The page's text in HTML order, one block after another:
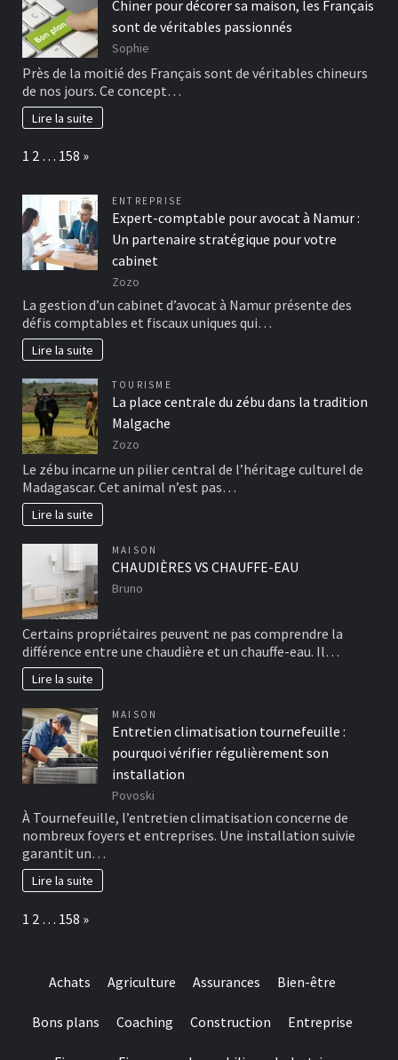
Chiner pour décorer sa maison, les Français
sont de véritables passionnés
Sophie
Près de la moitié des Français sont de véritables chineurs
de nos jours. Ce concept…
Lire la suite
Page:
1 2 … 158 Next
»
ENTREPRISE
Expert-comptable pour avocat à Namur :
Un partenaire stratégique pour votre
cabinet
Zozo
La gestion d’un cabinet d’avocat à Namur présente des
défis comptables et fiscaux uniques qui…
Lire la suite
TOURISME
La place centrale du zébu dans la tradition
Malgache
Zozo
Le zébu incarne un pilier central de l’héritage culturel de
Madagascar. Cet animal n’est pas…
Lire la suite
MAISON
CHAUDIÈRES VS CHAUFFE-EAU
Bruno
Certains propriétaires peuvent ne pas comprendre la
différence entre une chaudière et un chauffe-eau. Il…
Lire la suite
MAISON
Entretien climatisation tournefeuille :
pourquoi vérifier régulièrement son
installation
Povoski
À Tournefeuille, l’entretien climatisation concerne de
nombreux foyers et entreprises. Une installation suivie
garantit un…
Lire la suite
Page:
1 2 … 158 Next
»
Achats Agriculture Assurances Bien-être
Bons plans Coaching Construction Entreprise